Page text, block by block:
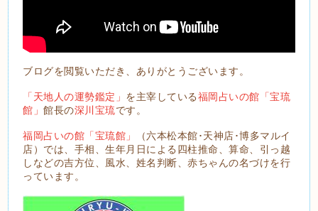
ブログを閲覧いただき、ありがとうございます。
「天地人の運勢鑑定」 を主宰している福岡占いの館「宝琉
館」館長の深川宝琉です。
福岡占いの館「宝琉館」
（六本松本館･天神店･博多マルイ
店）では、手相、生年月日による四柱推命、算命、引っ越
しなどの吉方位、風水、姓名判断、赤ちゃんの名づけを行
っています。